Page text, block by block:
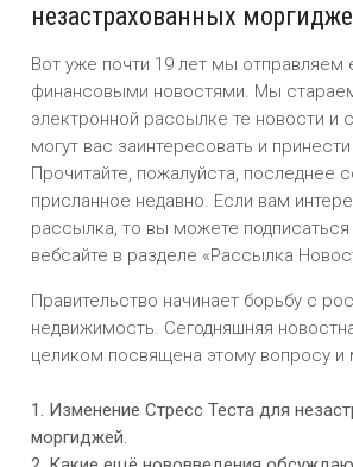
незастрахованных
Вот уже почти 19 лет мы отправляем
финансовыми новостями. Мы
электронной рассылке те новости и
могут вас заинтересовать и
Прочитайте, пожалуйста, последнее
присланное недавно. Если вам
рассылка, то вы можете
вебсайте в разделе «Рассылка
Правительство начинает борьбу с
недвижимость. Сегодняшняя
целиком посвящена этому вопросу и
1. Изменение Стресс Теста для
моргиджей.